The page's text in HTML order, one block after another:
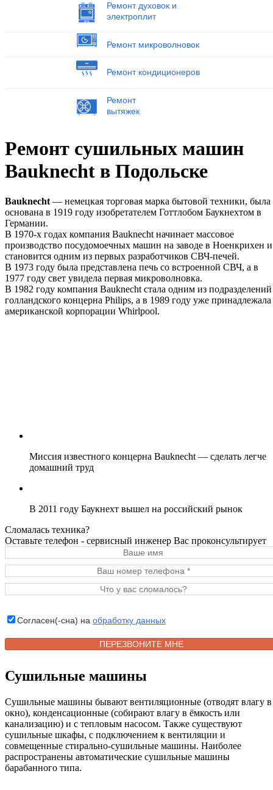
Ремонт духовок и
электроплит
Ремонт микроволновок
Ремонт кондиционеров
Ремонт
вытяжек
Ремонт сушильных машин
Bauknecht в Подольске
Bauknecht — немецкая торговая марка бытовой техники, была
основана в 1919 году изобретателем Готтлобом Баукнехтом в
Германии.
В 1970-х годах компания Bauknecht начинает массовое
производство посудомоечных машин на заводе в Ноенкрихен и
становится одним из первых разработчиков СВЧ-печей.
В 1973 году была представлена печь со встроенной СВЧ, а в
1977 году свет увидела первая микроволновка.
В 1982 году компания Bauknecht стала одним из подразделений
голландского концерна Philips, а в 1989 году уже принадлежала
американской корпорации Whirlpool.
Миссия известного концерна Bauknecht — сделать легче
домашний труд
В 2011 году Баукнехт вышел на российский рынок
Сломалась техника?
Оставьте телефон - сервисный инженер Вас проконсультирует
Согласен(-сна) на обработку данных
Сушильные машины
Сушильные машины бывают вентиляционные (отводят влагу в
окно), конденсационные (собирают влагу в ёмкость или
канализацию) и с тепловым насосом. Также существуют
сушильные шкафы, с подключением к вентиляции и
совмещенные стирально-сушильные машины. Наиболее
распространены автоматические сушильные машины
барабанного типа.